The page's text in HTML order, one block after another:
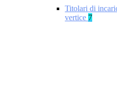
Titolari di
vertice 7